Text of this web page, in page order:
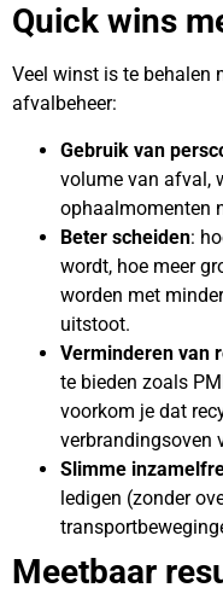
Quick wins
Veel winst is te behalen
afvalbeheer:
Gebruik van
volume van afval,
ophaalmomenten
Beter scheiden:
wordt, hoe meer
worden met
uitstoot.
Verminderen van
te bieden zoals
voorkom je dat
verbrandingsoven
Slimme
ledigen (zonder
Meetbaar